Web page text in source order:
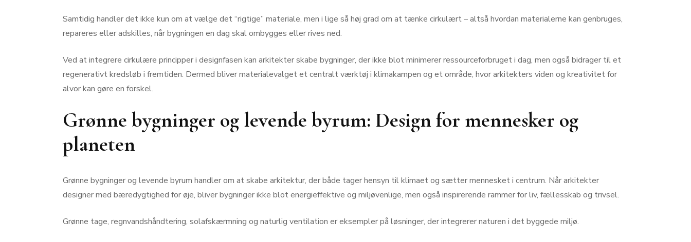
Samtidig handler det ikke kun om at vælge det “rigtige” materiale, men i lige så høj grad om at tænke cirkulært – altså hvordan materialerne kan genbruges,
repareres eller adskilles, når bygningen en dag skal ombygges eller rives ned.
Ved at integrere cirkulære principper i designfasen kan arkitekter skabe bygninger, der ikke blot minimerer ressourceforbruget i dag, men også bidrager til et
regenerativt kredsløb i fremtiden. Dermed bliver materialevalget et centralt værktøj i klimakampen og et område, hvor arkitekters viden og kreativitet for
alvor kan gøre en forskel.
Grønne bygninger og levende byrum: Design for mennesker og
planeten
Grønne bygninger og levende byrum handler om at skabe arkitektur, der både tager hensyn til klimaet og sætter mennesket i centrum. Når arkitekter
designer med bæredygtighed for øje, bliver bygninger ikke blot energieffektive og miljøvenlige, men også inspirerende rammer for liv, fællesskab og trivsel.
Grønne tage, regnvandshåndtering, solafskærmning og naturlig ventilation er eksempler på løsninger, der integrerer naturen i det byggede miljø.